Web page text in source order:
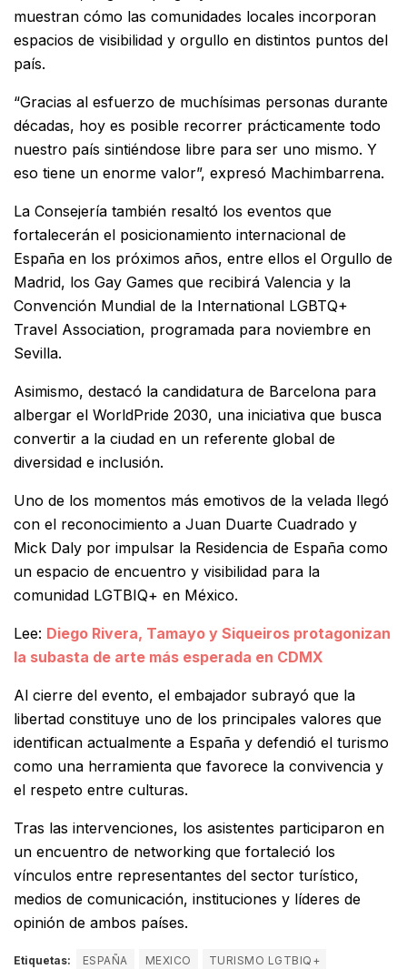
muestran cómo las comunidades locales incorporan
espacios de visibilidad y orgullo en distintos puntos del
país.
“Gracias al esfuerzo de muchísimas personas durante
décadas, hoy es posible recorrer prácticamente todo
nuestro país sintiéndose libre para ser uno mismo. Y
eso tiene un enorme valor”, expresó Machimbarrena.
La Consejería también resaltó los eventos que
fortalecerán el posicionamiento internacional de
España en los próximos años, entre ellos el Orgullo de
Madrid, los Gay Games que recibirá Valencia y la
Convención Mundial de la International LGBTQ+
Travel Association, programada para noviembre en
Sevilla.
Asimismo, destacó la candidatura de Barcelona para
albergar el WorldPride 2030, una iniciativa que busca
convertir a la ciudad en un referente global de
diversidad e inclusión.
Uno de los momentos más emotivos de la velada llegó
con el reconocimiento a Juan Duarte Cuadrado y
Mick Daly por impulsar la Residencia de España como
un espacio de encuentro y visibilidad para la
comunidad LGTBIQ+ en México.
Lee: Diego Rivera, Tamayo y Siqueiros protagonizan
la subasta de arte más esperada en CDMX
Al cierre del evento, el embajador subrayó que la
libertad constituye uno de los principales valores que
identifican actualmente a España y defendió el turismo
como una herramienta que favorece la convivencia y
el respeto entre culturas.
Tras las intervenciones, los asistentes participaron en
un encuentro de networking que fortaleció los
vínculos entre representantes del sector turístico,
medios de comunicación, instituciones y líderes de
opinión de ambos países.
Etiquetas: ESPAÑA MEXICO TURISMO LGTBIQ+